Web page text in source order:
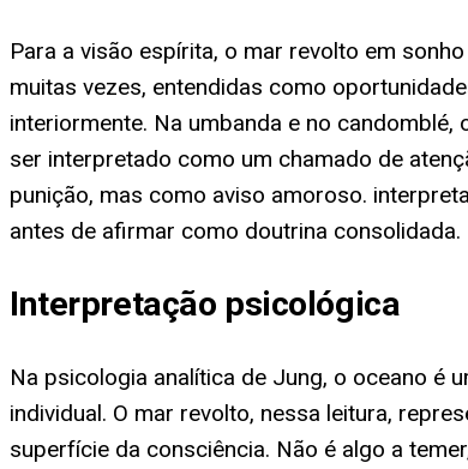
Para a visão espírita, o mar revolto em
muitas vezes, entendidas como
interiormente. Na umbanda e no
ser interpretado como um chamado de
punição, mas como aviso amoroso.
antes de afirmar como doutrina consolidada.
Interpretação psicológica
Na psicologia analítica de Jung, o oceano é
individual. O mar revolto, nessa leitura,
superfície da consciência. Não é algo a